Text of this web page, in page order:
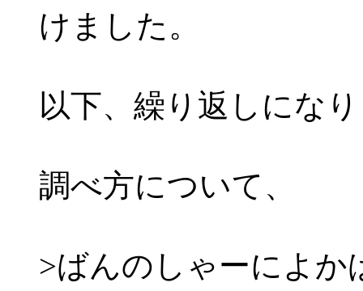
けました。
以下、繰り返しにな
調べ方について、
>ばんのしゃーによか